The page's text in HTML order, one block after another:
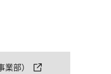
部）